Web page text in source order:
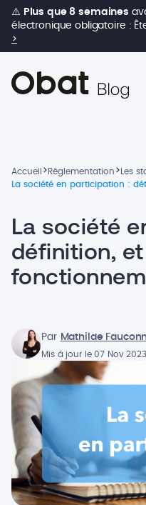
⚠️ Plus que 8 semaines
électronique obligatoire :
>
Accueil > Réglementation > Les
La société en participation :
La société
définition, et
Par Mathilde
Mis à jour le 07 Nov 2023